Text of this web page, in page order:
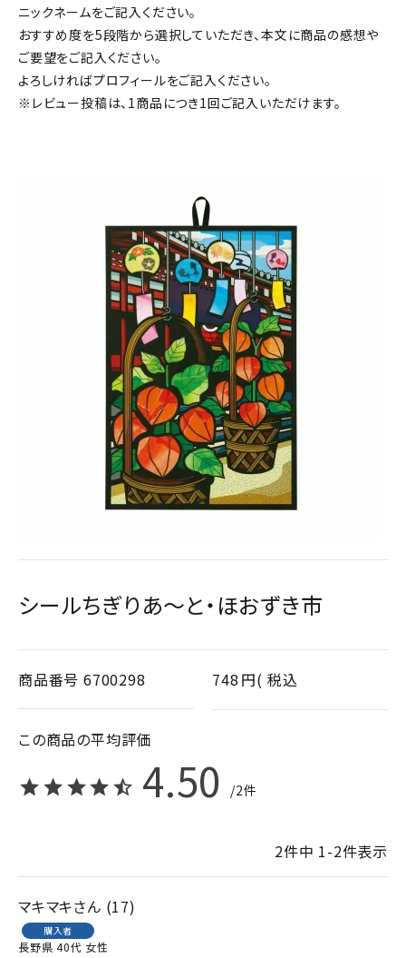
ACCOUNT MENU
ようこそ ゲスト 様
meeting_room ログイン person 会員登録
ニックネームをご記入ください。
おすすめ度を5段階から選択していただき、本文に商品の感想や
ご要望をご記入ください。
よろしければプロフィールをご記入ください。
※レビュー投稿は、1商品につき1回ご記入いただけます。
シールちぎりあ～と・ほおずき市
商品番号 6700298 748 税込
4.50 2
2件中 1-2件表示
マキマキ 17
購入者
長野県 40代 女性